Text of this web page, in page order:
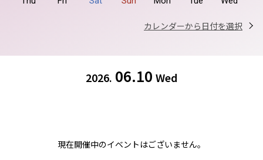
カレンダーから日付を選択
2026. 06.10 Wed
現在開催中のイベントはございません。